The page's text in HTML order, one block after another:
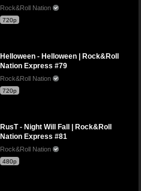
Rock&Roll Nation
720p
Helloween - Helloween | Rock&Roll
Nation Express #79
Rock&Roll Nation
720p
RusT - Night Will Fall | Rock&Roll
Nation Express #81
Rock&Roll Nation
480p